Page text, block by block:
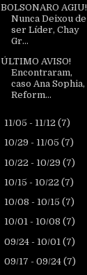
BOLSONARO AGIU!
Nunca Deixou de
ser Líder, Chay
Gr...
ÚLTIMO AVISO!
Encontraram,
caso Ana Sophia,
Reform...
11/05 - 11/12 (7)
10/29 - 11/05 (7)
10/22 - 10/29 (7)
10/15 - 10/22 (7)
10/08 - 10/15 (7)
10/01 - 10/08 (7)
09/24 - 10/01 (7)
09/17 - 09/24 (7)